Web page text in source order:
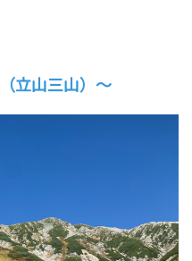
立山三山）～